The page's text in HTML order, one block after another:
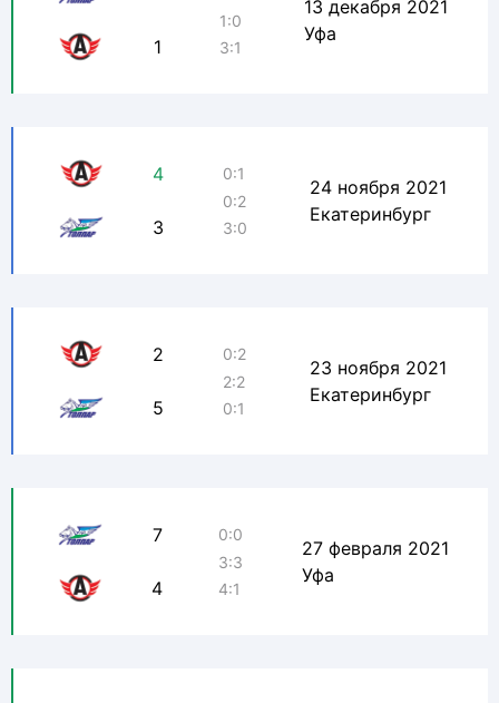
1
1:0
3:1
13 декабря 2021
Уфа
4
3
0:1
0:2
3:0
24 ноября 2021
Екатеринбург
2
5
0:2
2:2
0:1
23 ноября 2021
Екатеринбург
7
4
0:0
3:3
4:1
27 февраля 2021
Уфа